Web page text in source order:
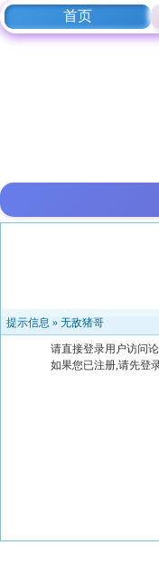
首页
提示信息 » 无敌猪哥
请直接登录用户访问
如果您已注册,请先登